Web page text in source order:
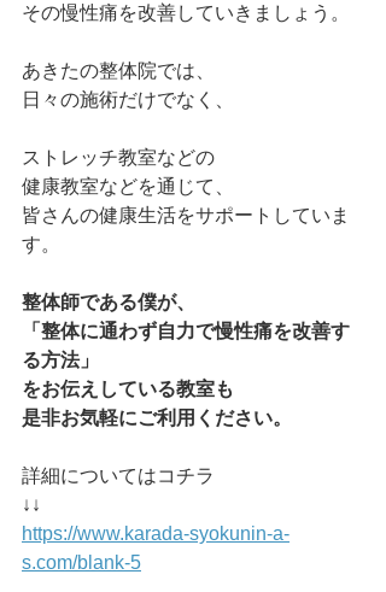
その慢性痛を改善していきましょう。
あきたの整体院では、
日々の施術だけでなく、
ストレッチ教室などの
健康教室などを通じて、
皆さんの健康生活をサポートしていま
す。
整体師である僕が、
「整体に通わず自力で慢性痛を改善す
る方法」
をお伝えしている教室も
是非お気軽にご利用ください。
詳細についてはコチラ
↓↓
https://www.karada-syokunin-a-
s.com/blank-5